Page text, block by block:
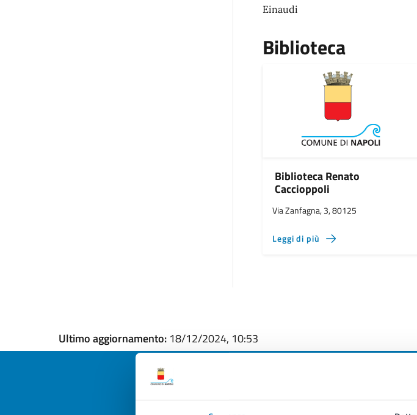
Einaudi
Biblioteca
Biblioteca Renato
Caccioppoli
Via Zanfagna, 3, 80125
Leggi di più
Ultimo aggiornamento: 18/12/2024, 10:53